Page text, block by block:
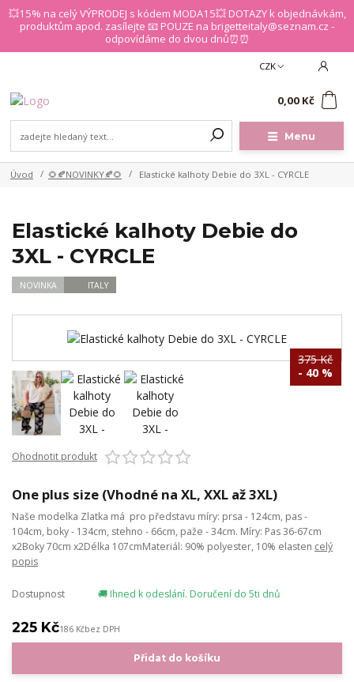
💥15% na celý VÝPRODEJ s kódem MODA15💥 DOTAZY k objednávkám,
produktům apod. zasílejte 📧 POUZE na brigetteitaly@seznam.cz -
odpovídáme do dvou dnů⏰⏰
Menu
CZK
0,00 Kč
Úvod 🌻🍂NOVINKY🍂🌻 Elastické kalhoty Debie do 3XL - CYRCLE
Elastické kalhoty Debie do
3XL - CYRCLE
NOVINKA ITALY
375 Kč
- 40 %
Ohodnotit produkt
One plus size (Vhodné na XL, XXL až 3XL)
Naše modelka Zlatka má pro představu míry: prsa - 124cm, pas -
104cm, boky - 134cm, stehno - 66cm, paže - 34cm. Míry: Pas 36-67cm
x2Boky 70cm x2Délka 107cmMateriál: 90% polyester, 10% elasten celý
popis
Dostupnost 🚚 Ihned k odeslání. Doručení do 5ti dnů
225 Kč186 Kčbez DPH
Přidat do košíku